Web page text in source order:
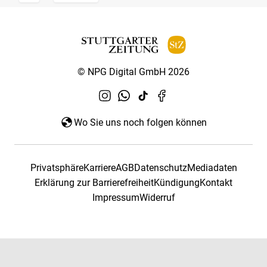
© NPG Digital GmbH 2026
Wo Sie uns noch folgen können
PrivatsphäreKarriereAGBDatenschutzMediadaten
Erklärung zur BarrierefreiheitKündigungKontakt
ImpressumWiderruf